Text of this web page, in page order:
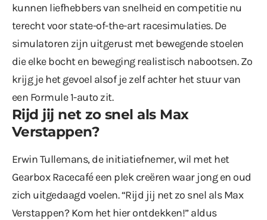
kunnen liefhebbers van snelheid en competitie nu
terecht voor state-of-the-art racesimulaties. De
simulatoren zijn uitgerust met bewegende stoelen
die elke bocht en beweging realistisch nabootsen. Zo
krijg je het gevoel alsof je zelf achter het stuur van
een Formule 1-auto zit.
Rijd jij net zo snel als Max
Verstappen?
Erwin Tullemans, de initiatiefnemer, wil met het
Gearbox Racecafé een plek creëren waar jong en oud
zich uitgedaagd voelen. “Rijd jij net zo snel als Max
Verstappen? Kom het hier ontdekken!” aldus